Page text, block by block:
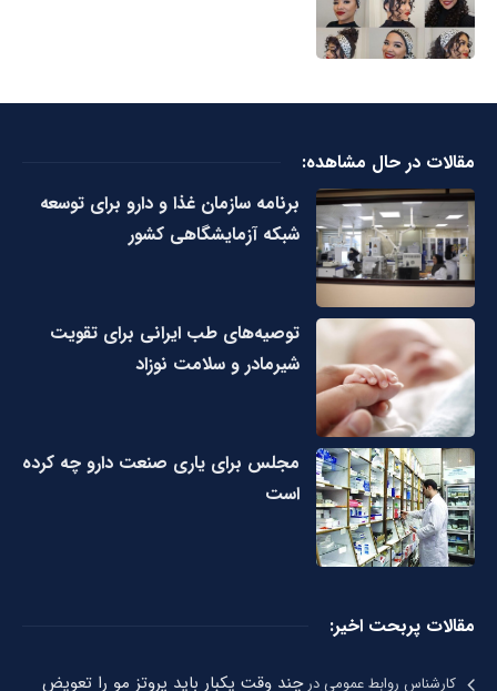
مقالات در حال مشاهده:
برنامه سازمان غذا و دارو برای توسعه
شبکه آزمایشگاهی کشور
توصیه‌های طب ایرانی برای تقویت
شیرمادر و سلامت نوزاد
مجلس برای یاری صنعت دارو چه کرده
است
مقالات پربحت اخیر:
کارشناس روابط عمومیدرچند وقت یکبار باید پروتز مو را تعویض